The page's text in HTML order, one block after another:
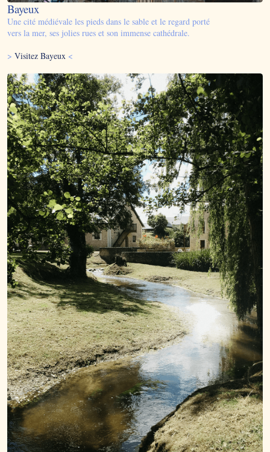
Bayeux
Une cité médiévale les pieds dans le sable et le regard porté
vers la mer, ses jolies rues et son immense cathédrale.
> Visitez Bayeux <